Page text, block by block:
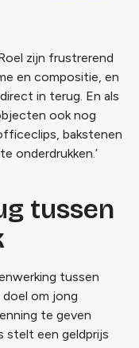
zijn frustrerend
en compositie, en
in terug. En als
ook nog
bakstenen
onderdrukken.’
tussen
tussen
doel om jong
te geven
stelt een geldprijs